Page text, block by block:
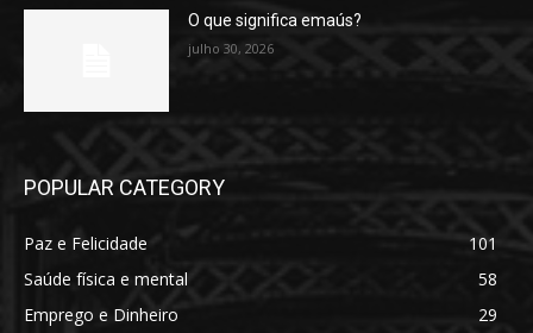
O que significa emaús?
julho 30, 2026
POPULAR CATEGORY
Paz e Felicidade
101
Saúde física e mental
58
Emprego e Dinheiro
29